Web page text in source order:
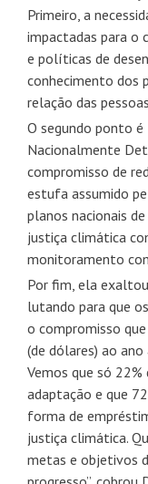
Primeiro, a
impactadas para o
e políticas de
conhecimento dos
relação das
O segundo ponto é
Nacionalmente
compromisso de
estufa assumido
planos nacionais
justiça climática
monitoramento
Por fim, ela
lutando para que
o compromisso
(de dólares) ao
Vemos que só
adaptação e que
forma de
justiça climática.
metas e objetivos